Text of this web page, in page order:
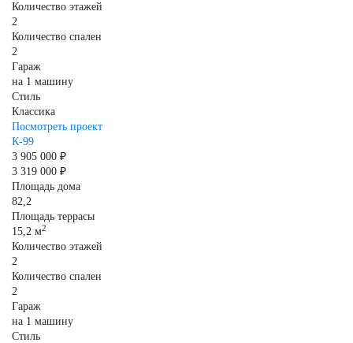
Количество этажей
2
Количество спален
2
Гараж
на 1 машину
Стиль
Классика
Посмотреть проект
К-99
3 905 000 ₽
3 319 000 ₽
Площадь дома
82,2
Площадь террасы
15,2 м2
Количество этажей
2
Количество спален
2
Гараж
на 1 машину
Стиль